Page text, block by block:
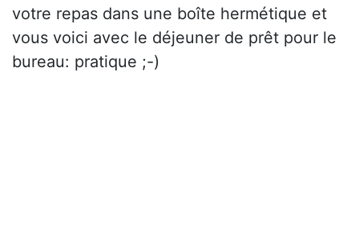
votre repas dans une boîte hermétique et
vous voici avec le déjeuner de prêt pour le
bureau: pratique ;-)